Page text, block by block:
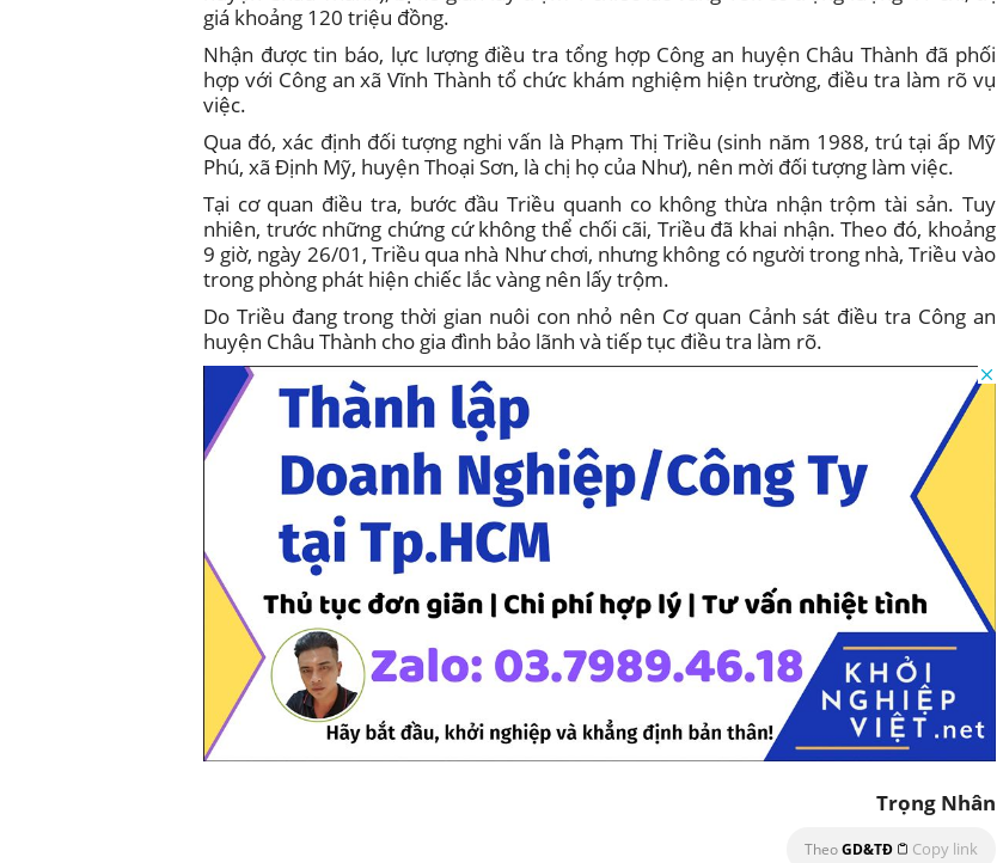
giá khoảng 120 triệu đồng.
Nhận được tin báo, lực lượng điều tra tổng hợp Công an huyện Châu Thành đã phối
hợp với Công an xã Vĩnh Thành tổ chức khám nghiệm hiện trường, điều tra làm rõ vụ
việc.
Qua đó, xác định đối tượng nghi vấn là Phạm Thị Triều (sinh năm 1988, trú tại ấp Mỹ
Phú, xã Định Mỹ, huyện Thoại Sơn, là chị họ của Như), nên mời đối tượng làm việc.
Tại cơ quan điều tra, bước đầu Triều quanh co không thừa nhận trộm tài sản. Tuy
nhiên, trước những chứng cứ không thể chối cãi, Triều đã khai nhận. Theo đó, khoảng
9 giờ, ngày 26/01, Triều qua nhà Như chơi, nhưng không có người trong nhà, Triều vào
trong phòng phát hiện chiếc lắc vàng nên lấy trộm.
Do Triều đang trong thời gian nuôi con nhỏ nên Cơ quan Cảnh sát điều tra Công an
huyện Châu Thành cho gia đình bảo lãnh và tiếp tục điều tra làm rõ.
Trọng Nhân
TheoGD&TĐ Copy link